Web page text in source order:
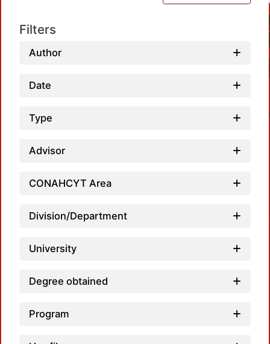
Filters
Author
Date
Type
Advisor
CONAHCYT Area
Division/Department
University
Degree obtained
Program